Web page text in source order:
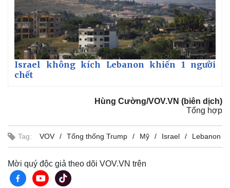
Israel không kích Lebanon khiến 1 người
chết
Hùng Cường/VOV.VN (biên dịch)
Tổng hợp
Tag: VOV Tổng thống Trump Mỹ Israel Lebanon
Mời quý độc giả theo dõi VOV.VN trên